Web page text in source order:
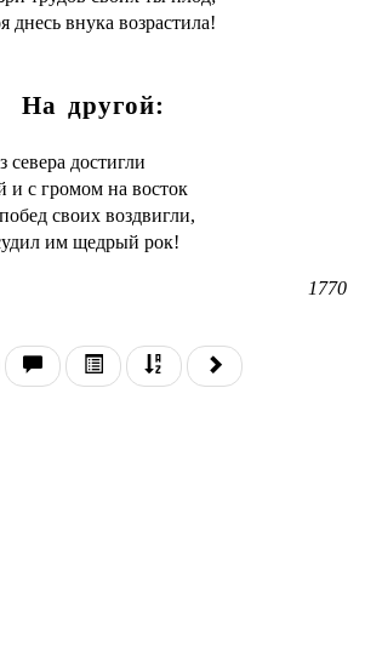
днесь внука возрастила!
На другой:
севера достигли
с громом на восток
своих воздвигли,
им щедрый рок!
1770